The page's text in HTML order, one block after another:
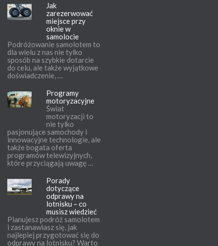
Jak
zarezerwować
miejsce przy
oknie w
samolocie
Podróżowanie samolotem to
dla wielu z nas nie tylko
sposób na szybkie dotarcie
do celu, ale także wyjątkowe
doświadczenie, …
Programy
motoryzacyjne
Świat
motoryzacji to
nie tylko
pasjonujące samochody i
innowacyjne technologie, ale
także bogata oferta
programów telewizyjnych,
które przyciągają uwagę …
Porady
dotyczące
odprawy na
lotnisku – co
musisz wiedzieć
Planujesz podróż samolotem
i zastanawiasz się, jak
najlepiej przygotować się do
odprawy na lotnisku? Warto